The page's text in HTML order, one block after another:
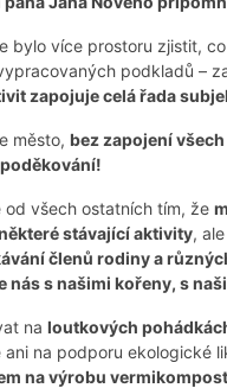
bylo více prostoru zjistit,
podkladů –
zapojuje celá řada
město, bez zapojení
od všech ostatních tím, že
stávající aktivity,
členů rodiny a
nás s našimi kořeny, s
na loutkových
ani na podporu ekologické
na výrobu